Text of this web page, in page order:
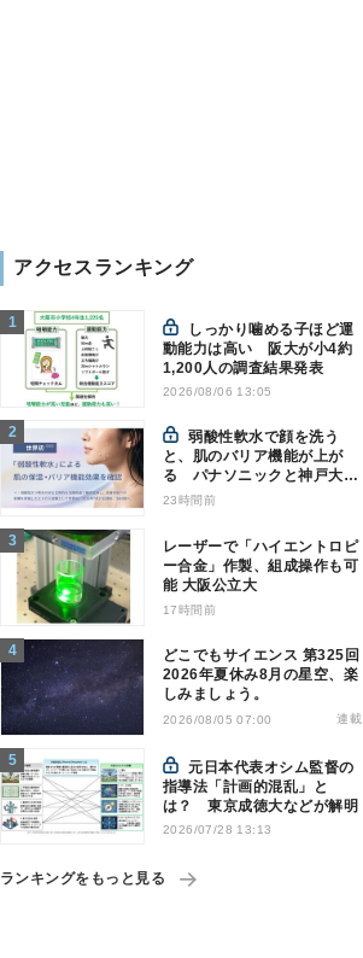
アクセスランキング
動能力は高い 阪大が小4約
1,200人の調査結果発表
2026/08/06 13:05
弱酸性軟水で顔を洗う
と、肌のバリア機能が上が
る パナソニックと神戸大が
確認
23時間前
レーザーで「ハイエントロピ
ー合金」作製、組成操作も可
能 大阪公立大
17時間前
どこでもサイエンス 第325回
2026年夏休み8月の星空、楽
しみましょう。
2026/08/05 07:00 連載
元日本代表オシム監督の
指導法「計画的混乱」と
は？ 東京成徳大などが解明
2026/07/28 13:13
ランキングをもっと見る